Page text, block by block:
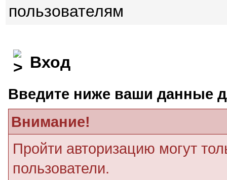
пользователям
Вход
Введите ниже ваши данные
Внимание!
Пройти авторизацию могут
пользователи.